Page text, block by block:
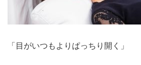
「目がいつもよりぱっちり開く」